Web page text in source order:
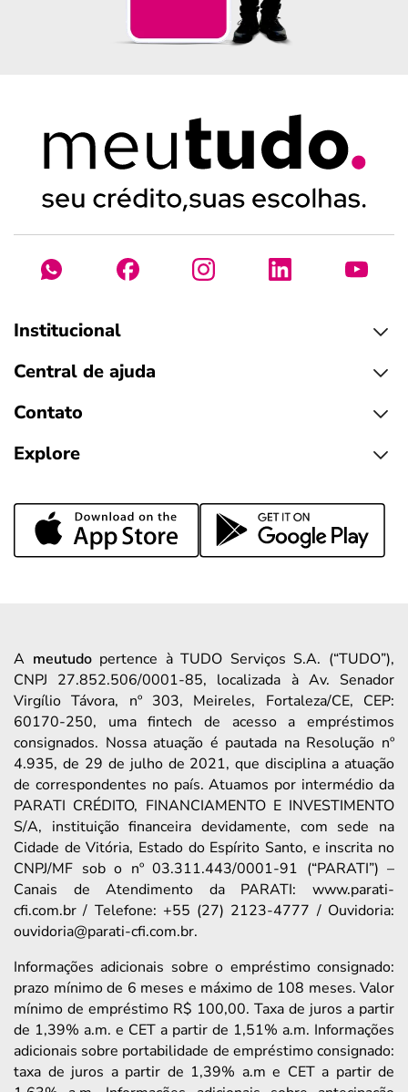
Institucional
Central de ajuda
Contato
Explore
A meutudopertence à TUDO Serviços S.A. (“TUDO”),
CNPJ 27.852.506/0001-85, localizada à Av. Senador
Virgílio Távora, nº 303, Meireles, Fortaleza/CE, CEP:
60170-250, uma fintech de acesso a empréstimos
consignados. Nossa atuação é pautada na Resolução nº
4.935, de 29 de julho de 2021, que disciplina a atuação
de correspondentes no país. Atuamos por intermédio da
PARATI CRÉDITO, FINANCIAMENTO E INVESTIMENTO
S/A, instituição financeira devidamente, com sede na
Cidade de Vitória, Estado do Espírito Santo, e inscrita no
CNPJ/MF sob o nº 03.311.443/0001-91 (“PARATI”) –
Canais de Atendimento da PARATI: www.parati-
cfi.com.br / Telefone: +55 (27) 2123-4777 / Ouvidoria:
ouvidoria@parati-cfi.com.br.
Informações adicionais sobre o empréstimo consignado:
prazo mínimo de 6 meses e máximo de 108 meses. Valor
mínimo de empréstimo R$ 100,00. Taxa de juros a partir
de 1,39% a.m. e CET a partir de 1,51% a.m. Informações
adicionais sobre portabilidade de empréstimo consignado:
taxa de juros a partir de 1,39% a.m e CET a partir de